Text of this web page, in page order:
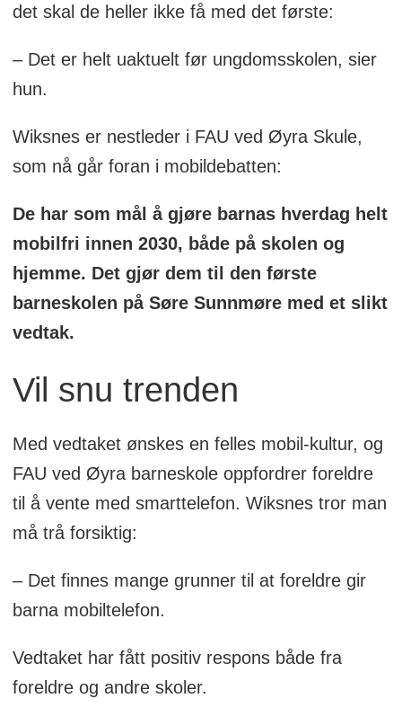
det skal de heller ikke få med det første:
– Det er helt uaktuelt før ungdomsskolen, sier
hun.
Wiksnes er nestleder i FAU ved Øyra Skule,
som nå går foran i mobildebatten:
De har som mål å gjøre barnas hverdag helt
mobilfri innen 2030, både på skolen og
hjemme. Det gjør dem til den første
barneskolen på Søre Sunnmøre med et slikt
vedtak.
Vil snu trenden
Med vedtaket ønskes en felles mobil-kultur, og
FAU ved Øyra barneskole oppfordrer foreldre
til å vente med smarttelefon. Wiksnes tror man
må trå forsiktig:
– Det finnes mange grunner til at foreldre gir
barna mobiltelefon.
Vedtaket har fått positiv respons både fra
foreldre og andre skoler.